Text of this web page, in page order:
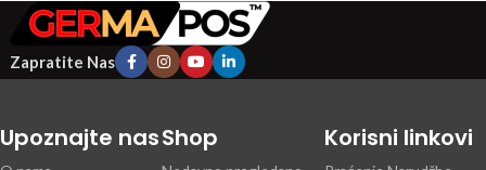
Zapratite Nas
Upoznajte nasShop Korisni linkovi